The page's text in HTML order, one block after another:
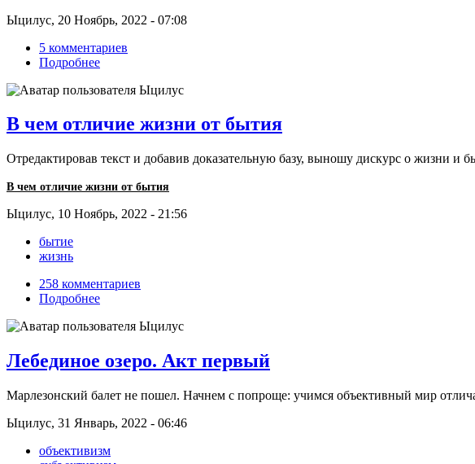
Ыцилус, 20 Ноябрь, 2022 - 07:08
5 комментариев
Подробнее
В чем отличие жизни от бытия
Отредактировав текст и добавив доказательную базу, выношу дискурс о жизни и
В чем отличие жизни от бытия
Ыцилус, 10 Ноябрь, 2022 - 21:56
бытие
жизнь
258 комментариев
Подробнее
Лебединое озеро. Акт первый
Марлезонский балет не пошел. Начнем с попроще: учимся объективный мир
Ыцилус, 31 Январь, 2022 - 06:46
объективизм